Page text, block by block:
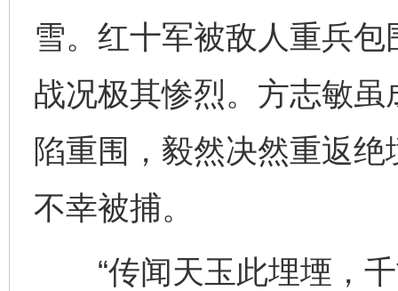
雪。红十军被敌人重兵
战况极其惨烈。方志敏
陷重围，毅然决然重返
不幸被捕。
“传闻天玉此埋堙，千